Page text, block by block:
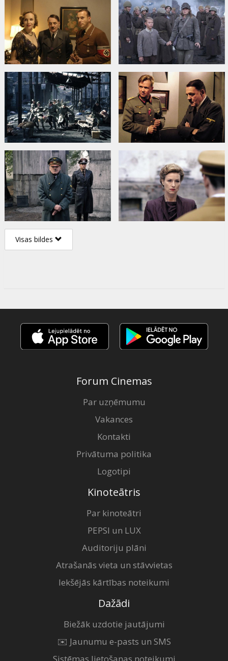
Visas bildes
Forum Cinemas
Par uzņēmumu
Vakances
Kontakti
Privātuma politika
Logotipi
Kinoteātris
Par kinoteātri
PEPSI un LUX
Auditoriju plāni
Atrašanās vieta un stāvvietas
Iekšējās kārtības noteikumi
Dažādi
Biežāk uzdotie jautājumi
✉️ Jaunumu e-pasts un SMS
Sistēmas lietošanas noteikumi